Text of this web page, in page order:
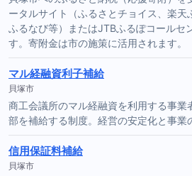
ータルサイト（ふるさとチョイス、楽天
ふるなび等）またはJTBふるぽコールセ
す。寄附金は市の施策に活用されます。
マル経融資利子補給
貝塚市
商工会議所のマル経融資を利用する事業
部を補給する制度。経営の安定化と事業
信用保証料補給
貝塚市